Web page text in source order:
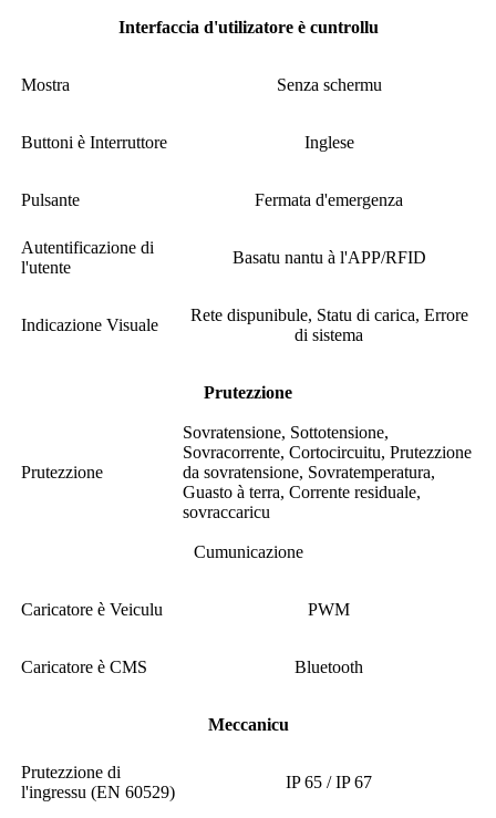
Interfaccia d'utilizatore è cuntrollu
Mostra Senza schermu
Buttoni è Interruttore Inglese
Pulsante Fermata d'emergenza
Autentificazione di
l'utente
Basatu nantu à l'APP/RFID
Indicazione Visuale
Rete dispunibule, Statu di carica, Errore
di sistema
Prutezzione
Prutezzione
Sovratensione, Sottotensione,
Sovracorrente, Cortocircuitu, Prutezzione
da sovratensione, Sovratemperatura,
Guasto à terra, Corrente residuale,
sovraccaricu
Cumunicazione
Caricatore è Veiculu PWM
Caricatore è CMS Bluetooth
Meccanicu
Prutezzione di
l'ingressu (EN 60529)
IP 65 / IP 67